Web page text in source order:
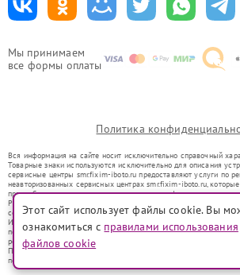
Мы принимаем
все формы оплаты
Политика
Вся информация на сайте носит исключительно справочный
Товарные знаки используются исключительно для описания
сервисные центры smr.fixim-iboto.ru предоставляют услуги по
неавторизованных сервисных центрах smr.fixim-iboto.ru,
правообладателями товарных знаков или их официальными
Ремонт осуществляется для устройств, уже введенных в
со статьей 1487 ГК РФ.
Использование товарных знаков не преследует цели
потребителей в заблуждение, а служит для информирования о
ремонту техники указанных брендов.
Представленная на сайте информация не является публичной
положениями Статьи 437(2) Гражданского кодекса РФ
Этот сайт использует файлы cookie. Вы
ознакомиться с правилами использования
файлов cookie